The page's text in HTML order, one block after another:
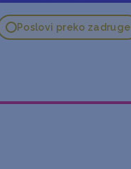
Poslovi preko zadruge